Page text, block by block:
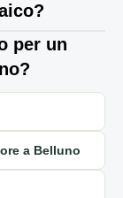
per un
a Belluno